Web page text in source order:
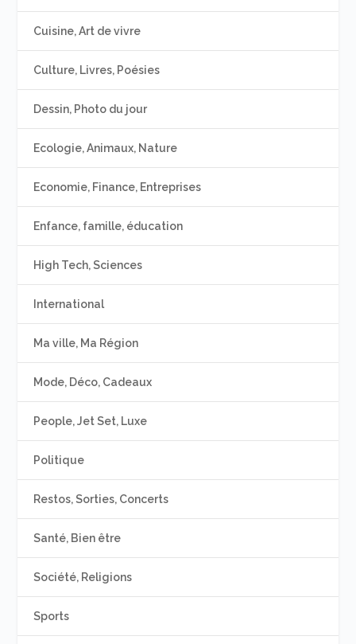
Cuisine, Art de vivre
Culture, Livres, Poésies
Dessin, Photo du jour
Ecologie, Animaux, Nature
Economie, Finance, Entreprises
Enfance, famille, éducation
High Tech, Sciences
International
Ma ville, Ma Région
Mode, Déco, Cadeaux
People, Jet Set, Luxe
Politique
Restos, Sorties, Concerts
Santé, Bien être
Société, Religions
Sports